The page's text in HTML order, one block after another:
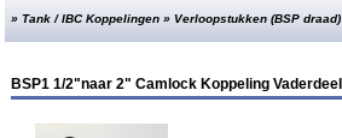
»Tank / IBC Koppelingen » Verloopstukken (BSP draad)
BSP1 1/2"naar 2" Camlock Koppeling Vaderdeel